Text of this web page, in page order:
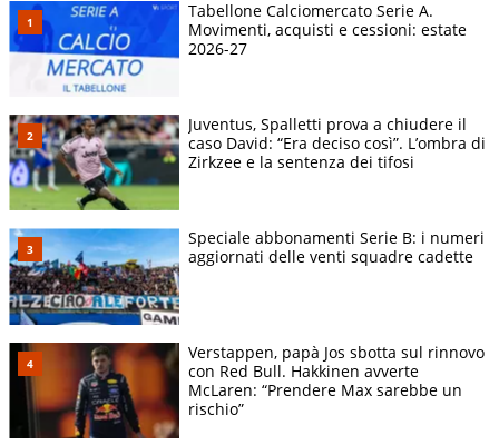
Tabellone Calciomercato Serie A.
Movimenti, acquisti e cessioni: estate
2026-27
Juventus, Spalletti prova a chiudere il
caso David: “Era deciso così”. L’ombra di
Zirkzee e la sentenza dei tifosi
Speciale abbonamenti Serie B: i numeri
aggiornati delle venti squadre cadette
Verstappen, papà Jos sbotta sul rinnovo
con Red Bull. Hakkinen avverte
McLaren: “Prendere Max sarebbe un
rischio”